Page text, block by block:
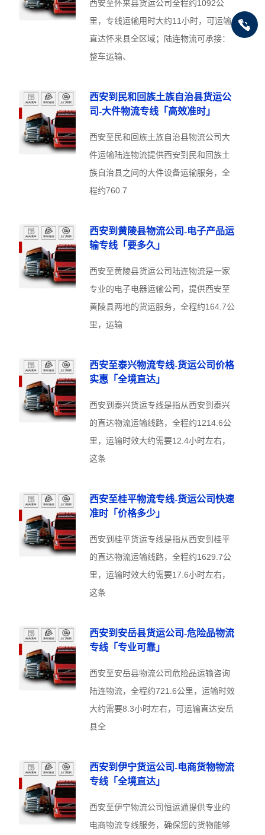
西安至怀来县货运公司全程约1092公
里，专线运输用时大约11小时，可运输
直达怀来县全区域；陆连物流可承接：
整车运输、
西安到民和回族土族自治县货运公
司-大件物流专线「高效准时」
西安至民和回族土族自治县物流公司大
件运输陆连物流提供西安到民和回族土
族自治县之间的大件设备运输服务，全
程约760.7
西安到黄陵县物流公司-电子产品运
输专线「要多久」
西安至黄陵县货运公司陆连物流是一家
专业的电子电器运输公司，提供西安至
黄陵县两地的货运服务，全程约164.7公
里，运输
西安至泰兴物流专线-货运公司价格
实惠「全境直达」
西安到泰兴货运专线是指从西安到泰兴
的直达物流运输线路，全程约1214.6公
里，运输时效大约需要12.4小时左右，
这条
西安至桂平物流专线-货运公司快速
准时「价格多少」
西安到桂平货运专线是指从西安到桂平
的直达物流运输线路，全程约1629.7公
里，运输时效大约需要17.6小时左右，
这条
西安到安岳县货运公司-危险品物流
专线「专业可靠」
西安至安岳县物流公司危险品运输咨询
陆连物流，全程约721.6公里，运输时效
大约需要8.3小时左右，可运输直达安岳
县全
西安到伊宁货运公司-电商货物物流
专线「全境直达」
西安至伊宁物流公司恒运通提供专业的
电商物流专线服务，确保您的货物能够